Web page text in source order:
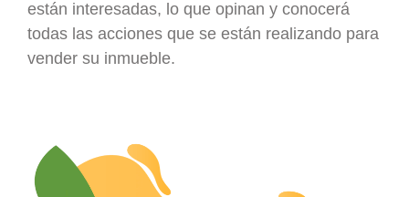
están interesadas, lo que opinan y conocerá
todas las acciones que se están realizando para
vender su inmueble.